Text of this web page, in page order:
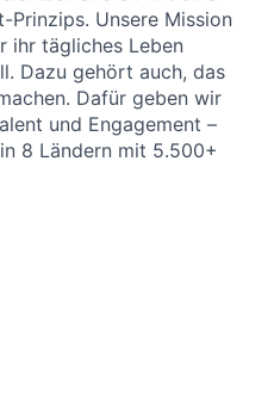
Prinzips. Unsere Mission
ihr tägliches Leben
Dazu gehört auch, das
Dafür geben wir
und Engagement –
8 Ländern mit 5.500+